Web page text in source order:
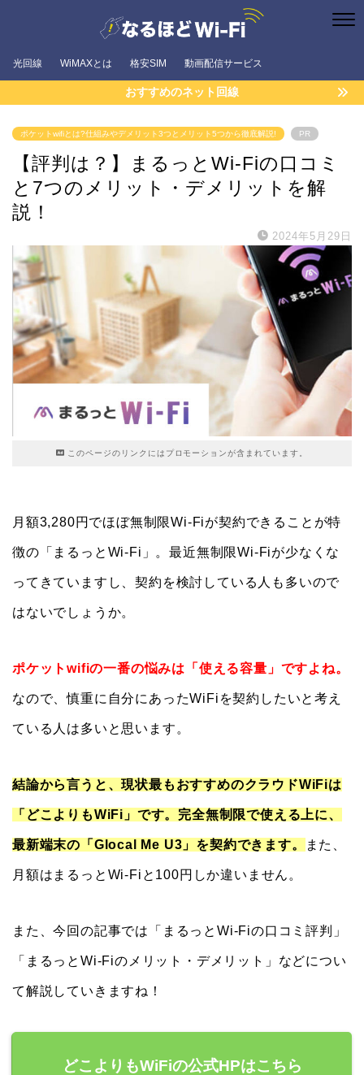
光回線 WiMAXとは 格安SIM 動画配信サービス
おすすめのネット回線
ポケットwifiとは?仕組みやデメリット3つとメリット5つから徹底解説! PR
【評判は？】まるっとWi-Fiの口コミ
と7つのメリット・デメリットを解
説！
2024年5月29日
このページのリンクにはプロモーションが含まれています。
月額3,280円でほぼ無制限Wi-Fiが契約できることが特
徴の「まるっとWi-Fi」。最近無制限Wi-Fiが少なくな
ってきていますし、契約を検討している人も多いので
はないでしょうか。
ポケットwifiの一番の悩みは「使える容量」ですよね。
なので、慎重に自分にあったWiFiを契約したいと考え
ている人は多いと思います。
結論から言うと、現状最もおすすめのクラウドWiFiは
「どこよりもWiFi」です。完全無制限で使える上に、
最新端末の「Glocal Me U3」を契約できます。 また、
月額はまるっとWi-Fiと100円しか違いません。
また、今回の記事では「まるっとWi-Fiの口コミ評判」
「まるっとWi-Fiのメリット・デメリット」などについ
て解説していきますね！
どこよりもWiFiの公式HPはこちら